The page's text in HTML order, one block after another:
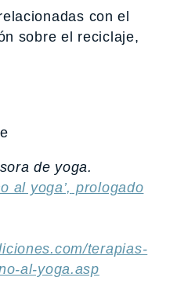
con el
sobre el reciclaje,
de yoga.
al yoga’, prologado
terapias-
al-yoga.asp